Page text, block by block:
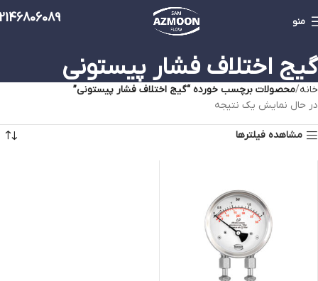
منو
گیج اختلاف فشار پیستونی
خانه محصولات برچسب خورده “گیج اختلاف فشار پیستونی”
در حال نمایش یک نتیجه
مشاهده فیلترها